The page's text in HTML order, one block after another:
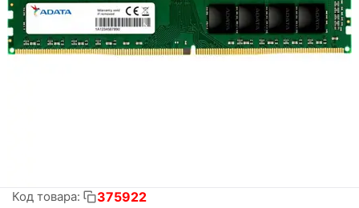
Код товара: 375922